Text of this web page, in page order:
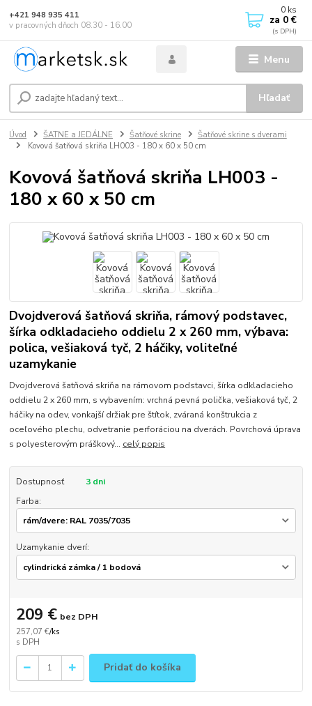
Menu
Hľadať
+421 948 935 411
v pracovných dňoch 08.30 - 16.00
0 ks
za 0 €
Úvod ŠATNE a JEDÁLNE Šatňové skrine
Šatňové skrine s dverami
Kovová šatňová skriňa LH003 - 180 x 60 x 50 cm
Kovová šatňová skriňa LH003 -
180 x 60 x 50 cm
Dvojdverová šatňová skriňa, rámový podstavec,
šírka odkladacieho oddielu 2 x 260 mm, výbava:
polica, vešiaková tyč, 2 háčiky, voliteľné
uzamykanie
Dvojdverová šatňová skriňa na rámovom podstavci, šírka odkladacieho
oddielu 2 x 260 mm, s vybavením: vrchná pevná polička, vešiaková tyč, 2
háčiky na odev, vonkajší držiak pre štítok, zváraná konštrukcia z
oceľového plechu, odvetranie perforáciou na dverách. Povrchová úprava
s polyesterovým práškový... celý popis
Dostupnosť
3 dni
Farba:
Uzamykanie dverí:
257,07 €/ks
209 € bez DPH
Pridať do košíka